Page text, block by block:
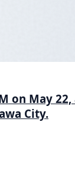
on May
City.